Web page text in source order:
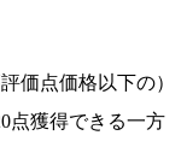
価点価格以下の）
点獲得できる一方